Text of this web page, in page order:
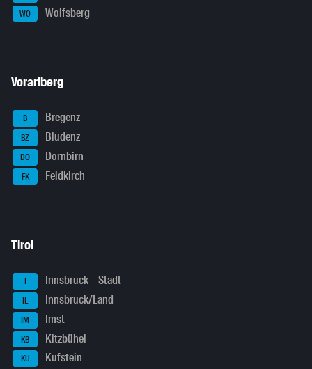
WO Wolfsberg
Vorarlberg
B Bregenz
BZ Bludenz
DO Dornbirn
FK Feldkirch
Tirol
I Innsbruck – Stadt
IL Innsbruck/Land
IM Imst
KB Kitzbühel
KU Kufstein